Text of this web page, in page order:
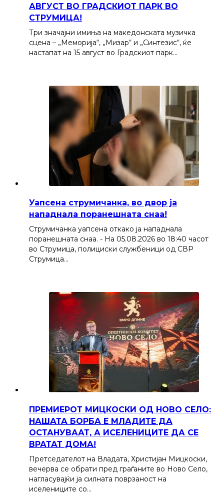
АВГУСТ ВО ГРАДСКИОТ ПАРК ВО
СТРУМИЦА!
Три значајни имиња на македонската музичка
сцена – „Меморија“, „Мизар“ и „Синтезис“, ќе
настапат на 15 август во Градскиот парк…
Уапсена струмичанка, во двор ја
нападнала поранешната снаа!
Струмичанка уапсена откако ја нападнала
поранешната снаа. - На 05.08.2026 во 18:40 часот
во Струмица, полициски службеници од СВР
Струмица…
ПРЕМИЕРОТ МИЦКОСКИ ОД НОВО СЕЛО:
НАШАТА БОРБА Е МЛАДИТЕ ДА
ОСТАНУВААТ, А ИСЕЛЕНИЦИТЕ ДА СЕ
ВРАТАТ ДОМА!
Претседателот на Владата, Христијан Мицкоски,
вечерва се обрати пред граѓаните во Ново Село,
нагласувајќи ја силната поврзаност на
иселениците со…